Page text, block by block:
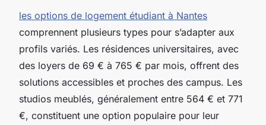
les options de logement étudiant à Nantes
comprennent plusieurs types pour s’adapter aux
profils variés. Les résidences universitaires, avec
des loyers de 69 € à 765 € par mois, offrent des
solutions accessibles et proches des campus. Les
studios meublés, généralement entre 564 € et 771
€, constituent une option populaire pour leur